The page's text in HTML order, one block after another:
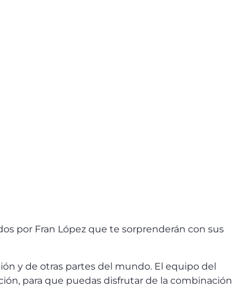
por Fran López que te sorprenderán con sus
y de otras partes del mundo. El equipo del
para que puedas disfrutar de la combinación